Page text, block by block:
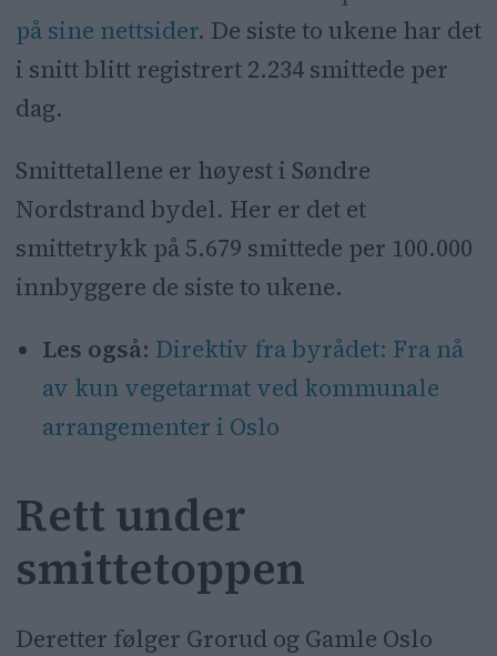
på sine nettsider. De siste to ukene har det
i snitt blitt registrert 2.234 smittede per
dag.
Smittetallene er høyest i Søndre
Nordstrand bydel. Her er det et
smittetrykk på 5.679 smittede per 100.000
innbyggere de siste to ukene.
Les også: Direktiv fra byrådet: Fra nå
av kun vegetarmat ved kommunale
arrangementer i Oslo
Rett under
smittetoppen
Deretter følger Grorud og Gamle Oslo